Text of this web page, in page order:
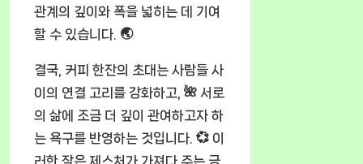
관계의 깊이와 폭을 넓히는 데 기여
할 수 있습니다. 🌏
결국, 커피 한잔의 초대는 사람들 사
이의 연결 고리를 강화하고, 🌺 서로
의 삶에 조금 더 깊이 관여하고자 하
는 욕구를 반영하는 것입니다. 💞 이
러한 작은 제스처가 가져다 주는 긍